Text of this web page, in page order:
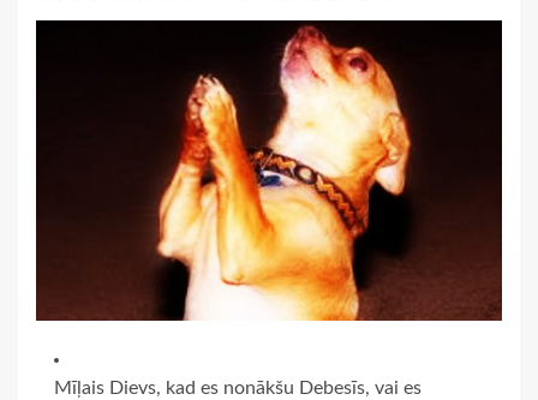
Mīļais Dievs, kad es nonākšu Debesīs, vai es